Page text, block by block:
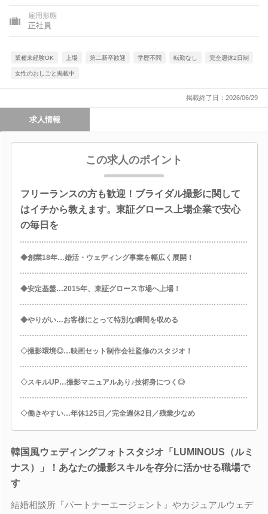
雇用形態
正社員
業種未経験OK 上場 第二新卒歓迎 学歴不問 転勤なし 完全週休2日制
女性のおしごと掲載中
掲載終了日：2026/06/29
求人情報
この求人のポイント
フリーランスの方も歓迎！ブライダル撮影に関して
はイチから教えます。東証グロース上場企業で安心
の毎日を
◆創業18年…婚活・ウェディング事業を幅広く展開！
◆安定基盤…2015年、東証グロース市場へ上場！
◆やりがい…お客様にとって特別な瞬間を収める
◇撮影環境◎…映画セット制作会社監修のスタジオ！
◇スキルUP…撮影マニュアルあり♪技術身につく◎
◇働きやすい…年休125日／完全週休2日／残業少なめ
韓国風ウェディングフォトスタジオ「LUMINOUS（ルミ
ナス）」！あなたの撮影スキルを存分に活かせる職場で
す
結婚相談所『パートナーエージェント』やカジュアルウェデ